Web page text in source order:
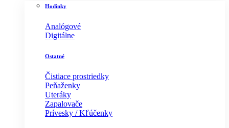
Hodinky
Analógové
Digitálne
Ostatné
Čistiace prostriedky
Peňaženky
Uteráky
Zapalovače
Prívesky / Kľúčenky